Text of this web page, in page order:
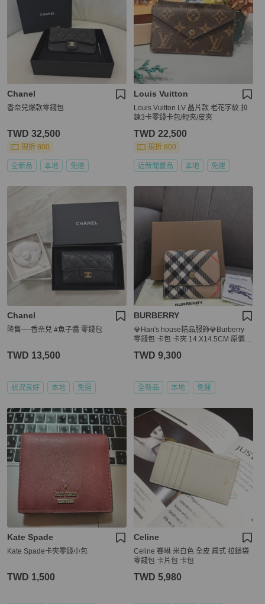
Chanel
香奈兒爆款零錢包
TWD 32,500
現折 800
全新品 本地 免運
Louis Vuitton
Louis Vuitton LV 晶片款 老花字紋 拉
鍊3卡零錢卡包/短夾/皮夾
TWD 22,500
現折 800
近新閒置品 本地 免運
Chanel
降售—-香奈兒 #魚子醬 零錢包
TWD 13,500
狀況良好 本地 免運
BURBERRY
💎Han's house精品服飾💎Burberry
零錢包 卡包 卡夾 14.X14.5CM 原價1
TWD 9,300
全新品 本地 免運
Kate Spade
Kate Spade卡夾零錢小包
TWD 1,500
Celine
Celine 賽琳 米白色 全皮 扁式 拉鏈袋
零錢包 卡片包 卡包
TWD 5,980